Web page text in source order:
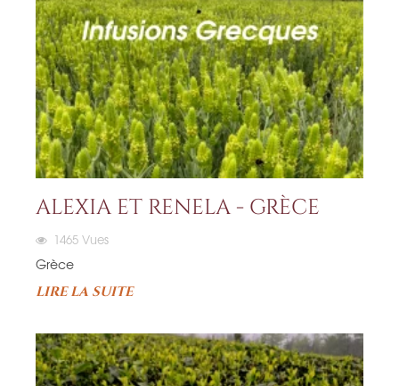
ALEXIA ET RENELA - GRÈCE
1465 Vues
Grèce
LIRE LA SUITE